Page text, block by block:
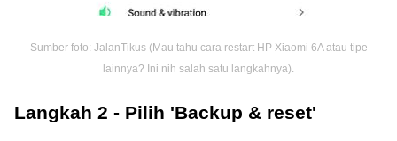
Sumber foto: JalanTikus (Mau tahu cara restart HP Xiaomi 6A atau tipe
lainnya? Ini nih salah satu langkahnya).
Langkah 2 - Pilih 'Backup & reset'